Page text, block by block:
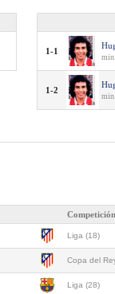
1-1
1-2
Competición
Liga (18)
Copa del
Liga (28)